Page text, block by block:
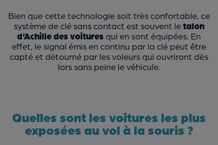
Bien que cette technologie soit très confortable, ce
système de clé sans contact est souvent letalon
d’Achille des voitures qui en sont équipées. En
effet, le signal émis en continu par la clé peut être
capté et détourné par les voleurs qui ouvriront dès
lors sans peine le véhicule.
Quelles sont les voitures les plus
exposées au vol à la souris ?